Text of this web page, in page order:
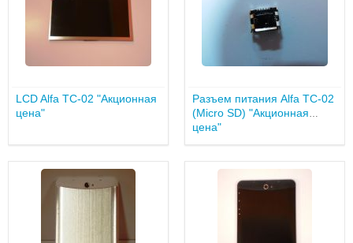
LCD Alfa TC-02 "Акционная
цена"
Разъем питания Alfa TC-02
(Micro SD) "Акционная
цена"